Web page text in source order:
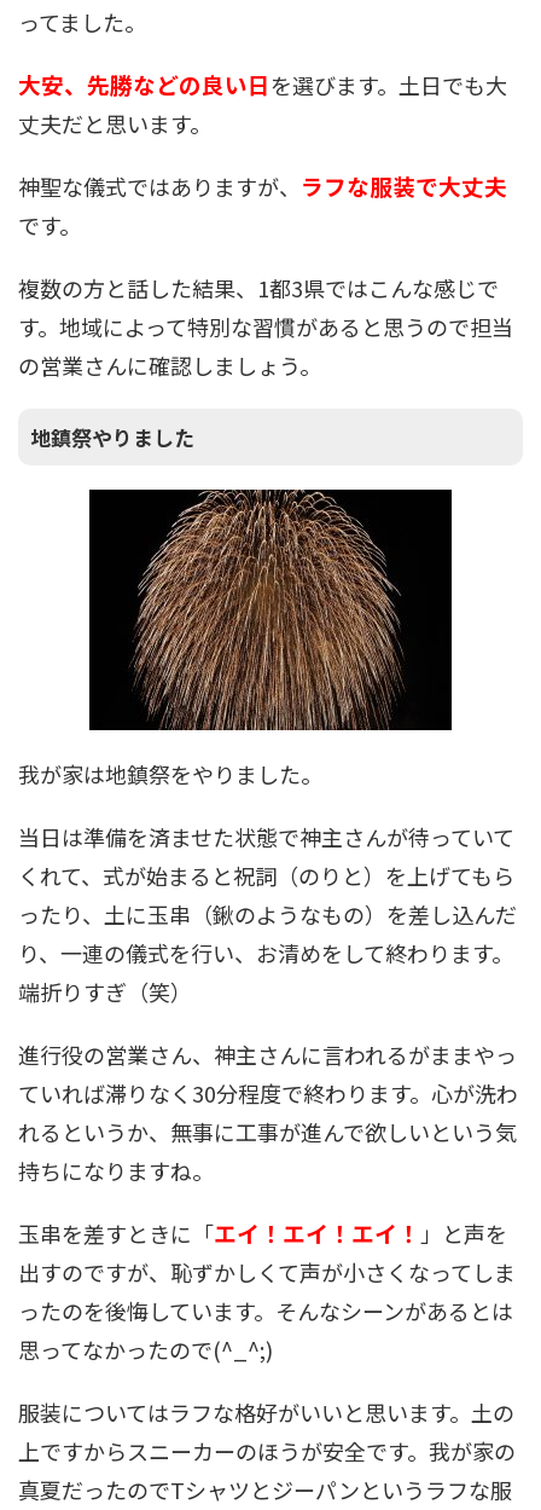
ってました。
大安、先勝などの良い日を選びます。土日でも大
丈夫だと思います。
神聖な儀式ではありますが、 ラフな服装で大丈夫
です。
複数の方と話した結果、1都3県ではこんな感じで
す。地域によって特別な習慣があると思うので担当
の営業さんに確認しましょう。
地鎮祭やりました
我が家は地鎮祭をやりました。
当日は準備を済ませた状態で神主さんが待っていて
くれて、式が始まると祝詞（のりと）を上げてもら
ったり、土に玉串（鍬のようなもの）を差し込んだ
り、一連の儀式を行い、お清めをして終わります。
端折りすぎ（笑）
進行役の営業さん、神主さんに言われるがままやっ
ていれば滞りなく30分程度で終わります。心が洗わ
れるというか、無事に工事が進んで欲しいという気
持ちになりますね。
玉串を差すときに「エイ！エイ！エイ！ 」と声を
出すのですが、恥ずかしくて声が小さくなってしま
ったのを後悔しています。そんなシーンがあるとは
思ってなかったので(^_^;)
服装についてはラフな格好がいいと思います。土の
上ですからスニーカーのほうが安全です。我が家の
真夏だったのでTシャツとジーパンというラフな服